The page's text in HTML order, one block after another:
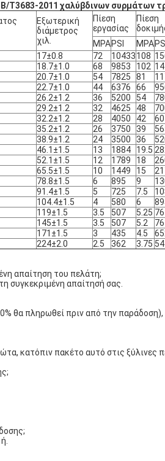
T3683-2011 χαλύβδινων συρμάτων
Εξωτερική
διάμετρος
χιλ.
Πίεση
εργασίας
Πίεση
MPAPSI MPAPSI
17±0.8 72 10433108
18.7±1.0 68 9853 102
20.7±1.0 54 7825 81
22.7±1.0 44 6376 66
26.2±1.2 36 5200 54
29.2±1.2 32 4625 48
32.2±1.2 28 4050 42
35.2±1.2 26 3750 39
38.9±1.2 24 3500 36
46.1±1.5 13 1884 19.5
52.1±1.5 12 1789 18
65.5±1.5 10 1449 15
78.8±1.5 6 895 9
91.4±1.5 5 725 7.5
104.4±1.5 4 580 6
119±1.5 3.5 507 5.25
145±1.5 3.5 507 5.2
171±1.5 3 435 4.5
224±2.0 2.5 362 3.75
απαίτηση του πελάτη;
συγκεκριμένη απαίτησή σας.
θα πληρωθεί πριν από την παράδοση),
κατόπιν πακέτο αυτό στις ξύλινες